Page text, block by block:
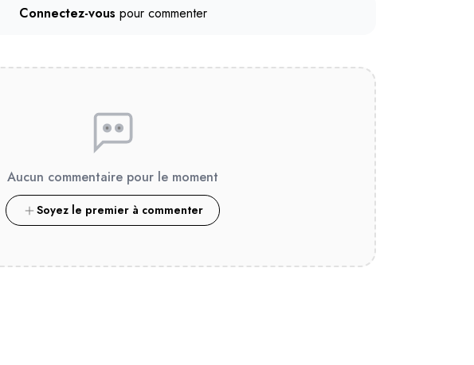
Connectez-vous pour commenter
Aucun commentaire pour le moment
Soyez le premier à commenter